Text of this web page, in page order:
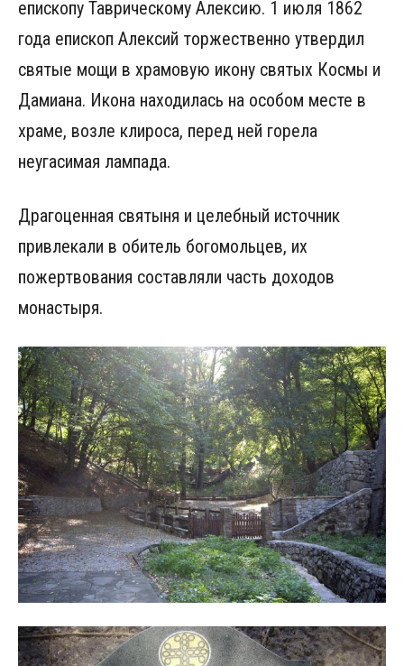
епископу Таврическому Алексию. 1 июля 1862
года епископ Алексий торжественно утвердил
святые мощи в храмовую икону святых Космы и
Дамиана. Икона находилась на особом месте в
храме, возле клироса, перед ней горела
неугасимая лампада.
Драгоценная святыня и целебный источник
привлекали в обитель богомольцев, их
пожертвования составляли часть доходов
монастыря.